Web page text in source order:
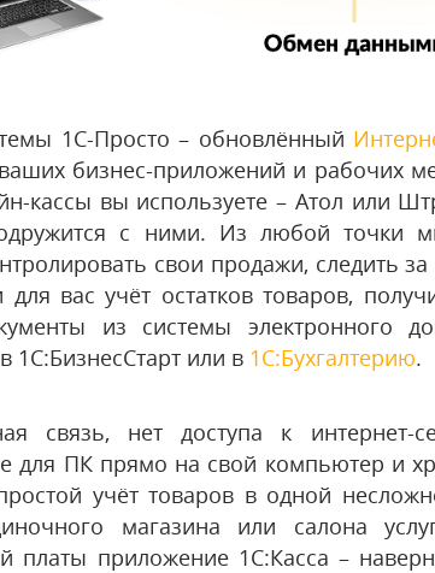
1С-Просто – обновлённый
бизнес-приложений и рабочих
кассы вы используете – Атол или
с ними. Из любой точки
свои продажи, следить
для вас учёт остатков товаров,
из системы электронного
1С:БизнесСтарт или в 1С:Бухгалтерию.
связь, нет доступа к интернет-
для ПК прямо на свой компьютер и
учёт товаров в одной
магазина или салона
платы приложение 1С:Касса –